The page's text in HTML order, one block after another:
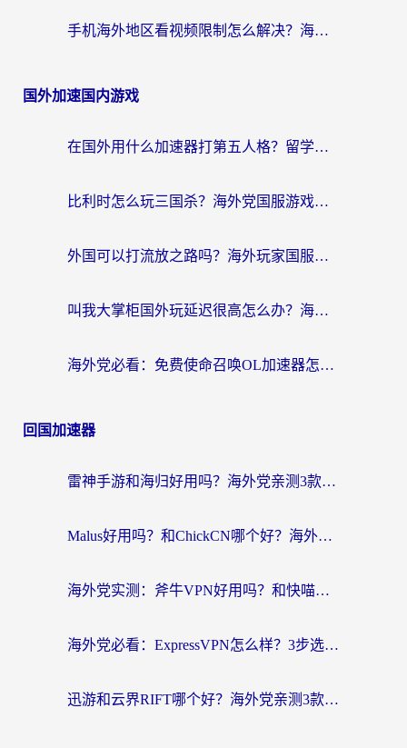
手机海外地区看视频限制怎么解决？海外党追剧看片的实用指南
国外加速国内游戏
在国外用什么加速器打第五人格？留学生亲测：这6个功能才是关键！
比利时怎么玩三国杀？海外党国服游戏加速器终极指南（附问道CODOL优化方案）
外国可以打流放之路吗？海外玩家国服游戏畅玩终极指南（附实测推荐）
叫我大掌柜国外玩延迟很高怎么办？海外党亲测的国服游戏加速全攻略
海外党必看：免费使命召唤OL加速器怎么选？3个国服游戏加速痛点一次性解决
回国加速器
雷神手游和海归好用吗？海外党亲测3款热门回国加速器+番茄加速器深度体验
Malus好用吗？和ChickCN哪个好？海外党亲测：选对回国加速器，追剧游戏不卡顿
海外党实测：斧牛VPN好用吗？和快喵VPN对比哪个回国效果更好？附3款热门加速器深度分析
海外党必看：ExpressVPN怎么样？3步选对回国加速器，无缝刷国内剧玩手游
迅游和云界RIFT哪个好？海外党亲测3款回国加速器，教你无缝刷国内剧玩游戏